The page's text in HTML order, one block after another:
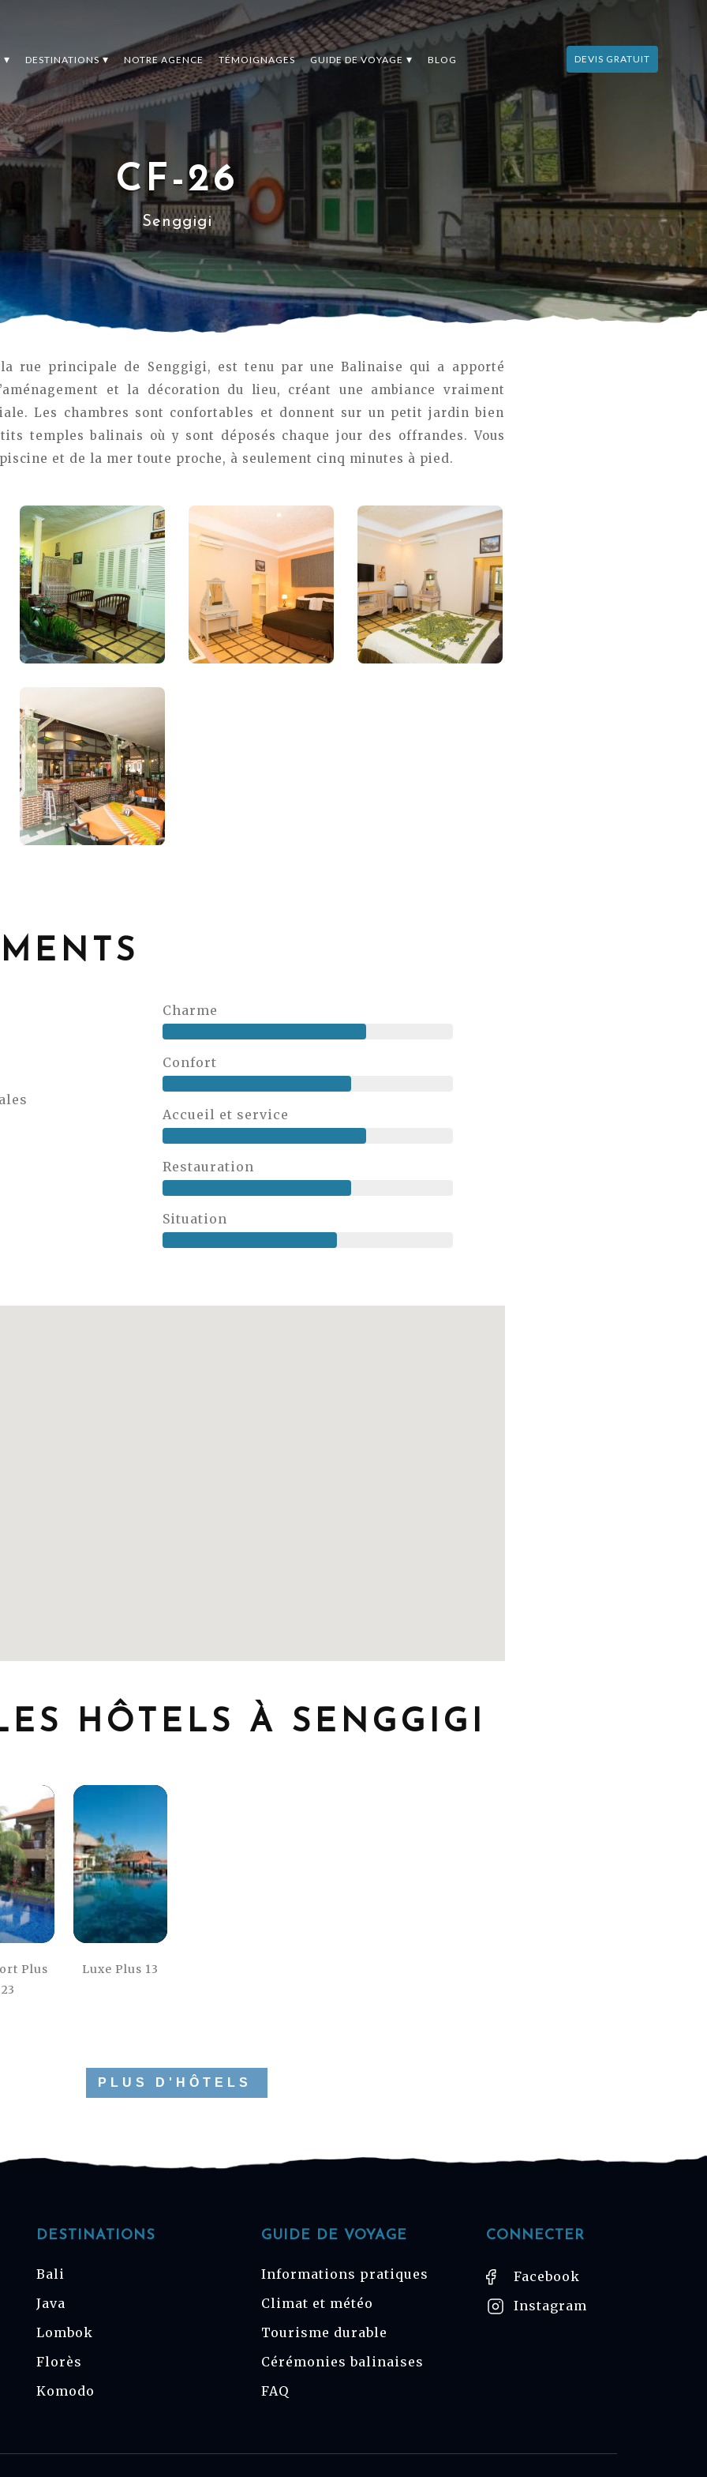
DESTINATIONS NOTRE AGENCE TÉMOIGNAGES GUIDE DE VOYAGE BLOG DEVIS GRATUIT
CF-26
Senggigi
rue principale de Senggigi, est tenu par une Balinaise qui a apporté
et la décoration du lieu, créant une ambiance vraiment
Les chambres sont confortables et donnent sur un petit jardin bien
temples balinais où y sont déposés chaque jour des offrandes. Vous
et de la mer toute proche, à seulement cinq minutes à pied.
Charme
Confort
Accueil et service
Restauration
Situation
HÔTELS À SENGGIGI
Plus
23
Luxe Plus 13
PLUS D'HÔTELS
DESTINATIONS
Bali
Java
Lombok
Florès
Komodo
GUIDE DE VOYAGE
Informations pratiques
Climat et météo
Tourisme durable
Cérémonies balinaises
FAQ
CONNECTER
Facebook
Instagram